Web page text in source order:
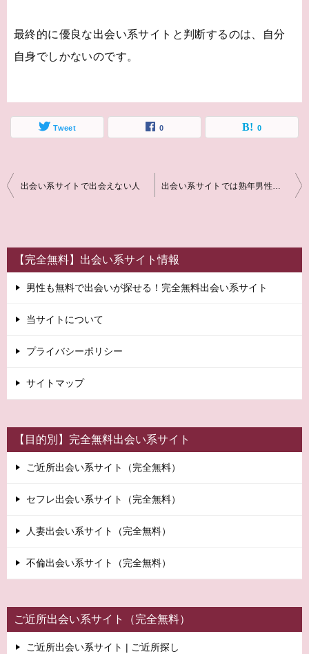
最終的に優良な出会い系サイトと判断するのは、自分
自身でしかないのです。
Tweet 0 0
投
ビ
ゲ
ー
シ
出会い系サイトで出会えない人 出会い系サイトでは熟年男性がモテている！
【完全無料】出会い系サイト情報
男性も無料で出会いが探せる！完全無料出会い系サイト
当サイトについて
プライバシーポリシー
サイトマップ
【目的別】完全無料出会い系サイト
ご近所出会い系サイト（完全無料）
セフレ出会い系サイト（完全無料）
人妻出会い系サイト（完全無料）
不倫出会い系サイト（完全無料）
ご近所出会い系サイト（完全無料）
ご近所出会い系サイト | ご近所探し